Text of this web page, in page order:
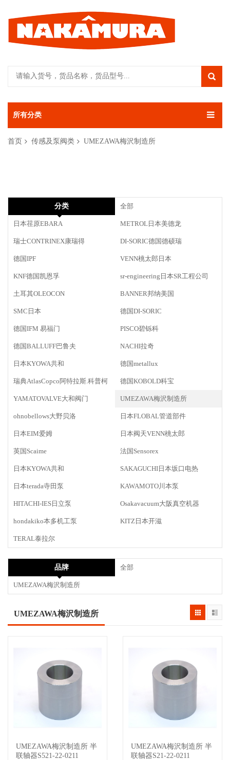
所有分类
首页 传感及泵阀类 UMEZAWA梅沢制造所
分类 全部
日本荏原EBARA METROL日本美德龙
瑞士CONTRINEX康瑞得 DI-SORIC德国德硕瑞
德国IPF VENN桃太郎日本
KNF德国凯恩孚 sr-engineering日本SR工程公司
土耳其OLEOCON BANNER邦纳美国
SMC日本 德国DI-SORIC
德国IFM 易福门 PISCO碧铄科
德国BALLUFF巴鲁夫 NACHI拉奇
日本KYOWA共和 德国metallux
瑞典AtlasCopco阿特拉斯.科普柯 德国KOBOLD科宝
YAMATOVALVE大和阀门 UMEZAWA梅沢制造所
ohnobellows大野贝洛 日本FLOBAL管道部件
日本EIM爱姆 日本阀天VENN桃太郎
英国Scaime 法国Sensorex
日本KYOWA共和 SAKAGUCHI日本坂口电热
日本terada寺田泵 KAWAMOTO川本泵
HITACHI-IES日立泵 Osakavacuum大阪真空机器
hondakiko本多机工泵 KITZ日本开滋
TERAL泰拉尔
品牌 全部
UMEZAWA梅沢制造所
UMEZAWA梅沢制造所
查看详情
UMEZAWA梅沢制造所 半
联轴器S521-22-0211
查看详情
UMEZAWA梅沢制造所 半
联轴器S21-22-0211